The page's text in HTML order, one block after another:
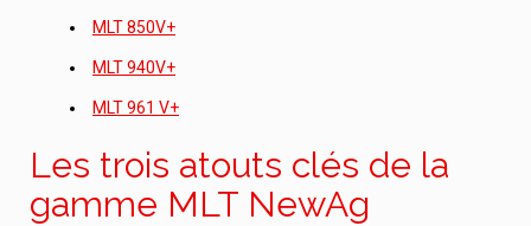
MLT 850V+
MLT 940V+
MLT 961 V+
Les trois atouts clés de la
gamme MLT NewAg